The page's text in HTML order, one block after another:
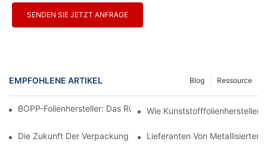
SENDEN SIE JETZT ANFRAGE
EMPFOHLENE ARTIKEL Ressource
Blog
BOPP-Folienhersteller: Das Rückgrat Flexibler Verpackungen
Wie Kunststofffolienhersteller
Die Zukunft Der Verpackung: Einblicke Führender
Lieferanten Von